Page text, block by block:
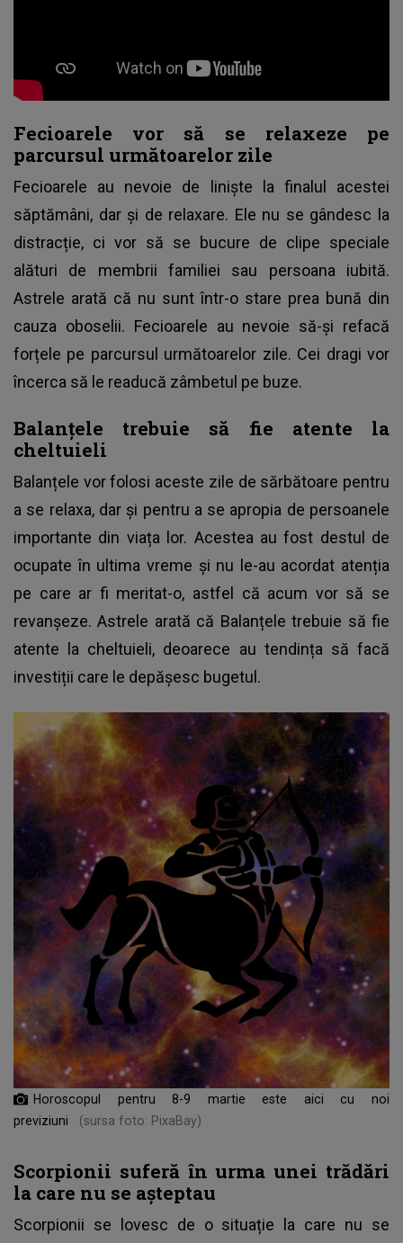
Fecioarele vor să se relaxeze pe
parcursul următoarelor zile
Fecioarele au nevoie de liniște la finalul acestei
săptămâni, dar și de relaxare. Ele nu se gândesc la
distracție, ci vor să se bucure de clipe speciale
alături de membrii familiei sau persoana iubită.
Astrele arată că nu sunt într-o stare prea bună din
cauza oboselii. Fecioarele au nevoie să-și refacă
forțele pe parcursul următoarelor zile. Cei dragi vor
încerca să le readucă zâmbetul pe buze.
Balanțele trebuie să fie atente la
cheltuieli
Balanțele vor folosi aceste zile de sărbătoare pentru
a se relaxa, dar și pentru a se apropia de persoanele
importante din viața lor. Acestea au fost destul de
ocupate în ultima vreme și nu le-au acordat atenția
pe care ar fi meritat-o, astfel că acum vor să se
revanșeze. Astrele arată că Balanțele trebuie să fie
atente la cheltuieli, deoarece au tendința să facă
investiții care le depășesc bugetul.
Horoscopul pentru 8-9 martie este aici cu noi
previziuni
(sursa foto: PixaBay)
Scorpionii suferă în urma unei trădări
la care nu se așteptau
Scorpionii se lovesc de o situație la care nu se